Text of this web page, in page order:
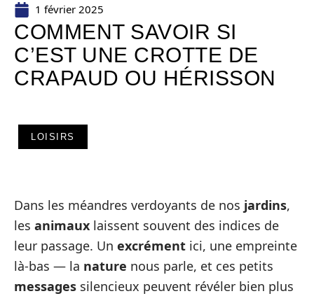
1 février 2025
COMMENT SAVOIR SI
C’EST UNE CROTTE DE
CRAPAUD OU HÉRISSON
LOISIRS
Dans les méandres verdoyants de nos jardins,
les animaux laissent souvent des indices de
leur passage. Un excrément ici, une empreinte
là-bas — la nature nous parle, et ces petits
messages silencieux peuvent révéler bien plus